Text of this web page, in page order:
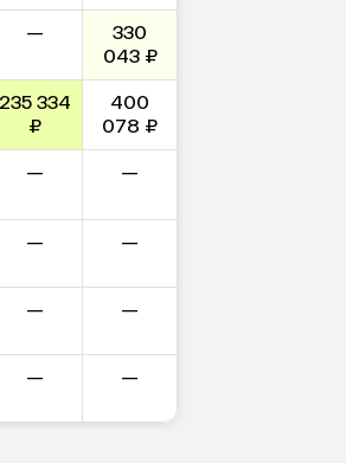
—
330
043 ₽
235 334
₽
400
078 ₽
— —
— —
— —
— —